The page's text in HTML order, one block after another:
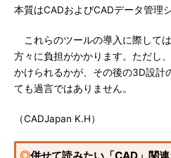
本質はCADおよびCADデータ管理
これらのツールの導入に際して
方々に負担がかかります。ただし
かけられるかが、その後の3D設計
ても過言ではありません。
（CADJapan K.H）